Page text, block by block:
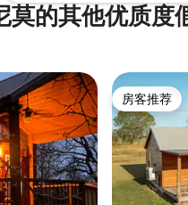
莫的其他优质度
房客推荐
房客推荐